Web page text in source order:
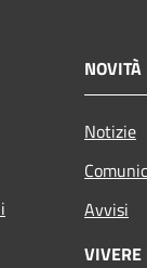
NOVITÀ
Notizie
Avvisi